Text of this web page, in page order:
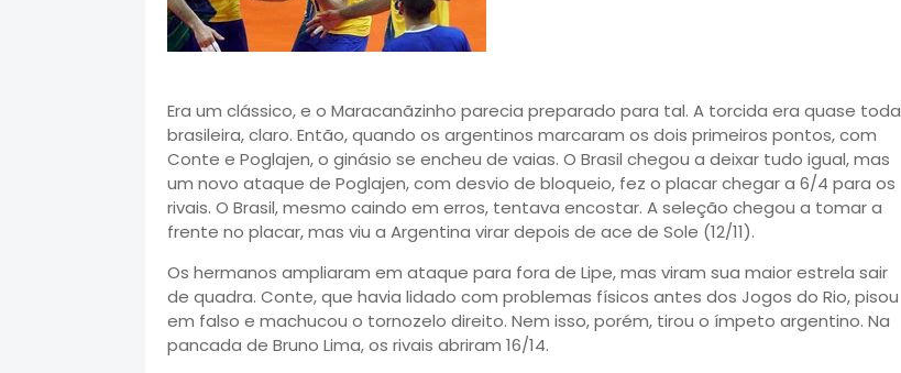
Era um clássico, e o Maracanãzinho parecia preparado para tal. A torcida era quase toda
brasileira, claro. Então, quando os argentinos marcaram os dois primeiros pontos, com
Conte e Poglajen, o ginásio se encheu de vaias. O Brasil chegou a deixar tudo igual, mas
um novo ataque de Poglajen, com desvio de bloqueio, fez o placar chegar a 6/4 para os
rivais. O Brasil, mesmo caindo em erros, tentava encostar. A seleção chegou a tomar a
frente no placar, mas viu a Argentina virar depois de ace de Sole (12/11).
Os hermanos ampliaram em ataque para fora de Lipe, mas viram sua maior estrela sair
de quadra. Conte, que havia lidado com problemas físicos antes dos Jogos do Rio, pisou
em falso e machucou o tornozelo direito. Nem isso, porém, tirou o ímpeto argentino. Na
pancada de Bruno Lima, os rivais abriram 16/14.